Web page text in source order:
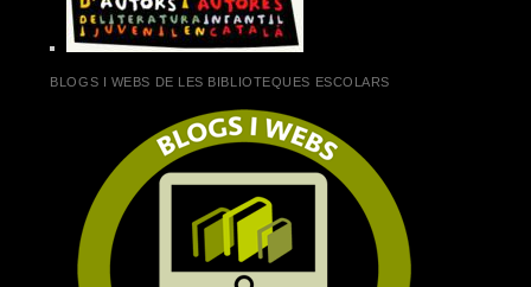
BLOGS I WEBS DE LES BIBLIOTEQUES ESCOLARS